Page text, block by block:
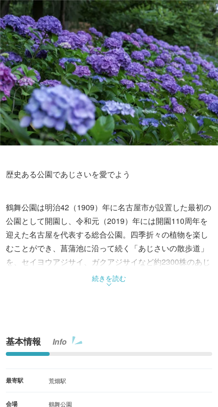
歴史ある公園であじさいを愛でよう
鶴舞公園は明治42（1909）年に名古屋市が設置した最初の
公園として開園し、令和元（2019）年には開園110周年を
迎えた名古屋を代表する総合公園。四季折々の植物を楽し
むことができ、菖蒲池に沿って続く「あじさいの散歩道」
を、セイヨウアジサイ、ガクアジサイなど約2300株のあじ
さいが彩る。雨に濡れたあじさいのは美しさもひときわ。
続きを読む
基本情報 Info
最寄駅 荒畑駅
会場 鶴舞公園